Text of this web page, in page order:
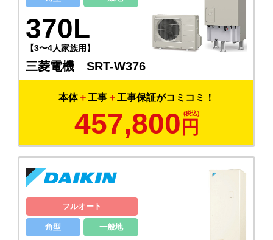
370L
【3〜4人家族用】
三菱電機 SRT-W376
本体＋工事 ＋工事保証がコミコミ！
457,800 円
フルオート
角型 一般地